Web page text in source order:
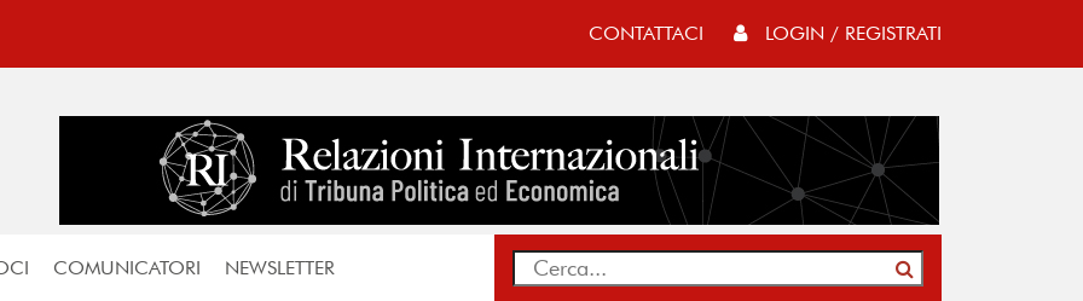
CONTATTACI LOGIN / REGISTRATI
COMUNICATORI NEWSLETTER